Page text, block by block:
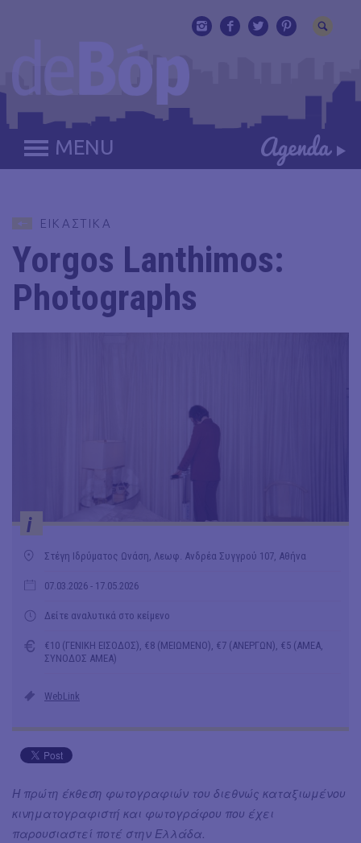
MENU
ΕΙΚΑΣΤΙΚΑ
Yorgos Lanthimos:
Photographs
i
Στέγη Ιδρύματος Ωνάση, Λεωφ. Ανδρέα Συγγρού 107, Αθήνα
07.03.2026 - 17.05.2026
Δείτε αναλυτικά στο κείμενο
€10 (ΓΕΝΙΚΗ ΕΙΣΟΔΟΣ), €8 (ΜΕΙΩΜΕΝΟ), €7 (ΑΝΕΡΓΩΝ), €5 (ΑΜΕΑ,
ΣΥΝΟΔΟΣ ΑΜΕΑ)
WebLink
Η πρώτη έκθεση φωτογραφιών του διεθνώς καταξιωμένου
κινηματογραφιστή και φωτογράφου που έχει
παρουσιαστεί ποτέ στην Ελλάδα.